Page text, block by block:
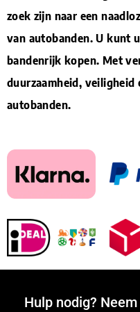
zoek zijn naar een
van autobanden. U kunt
bandenrijk kopen. Met
duurzaamheid,
autobanden.
Hulp nodig?